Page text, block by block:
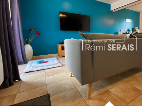
Syndic
Assurance
Extranet
NOS AGENCES